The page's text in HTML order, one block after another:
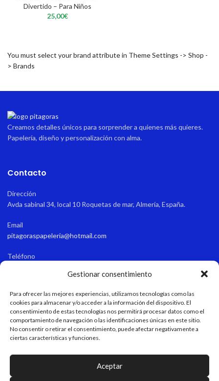
Gestionar consentimiento
Para ofrecer las mejores experiencias, utilizamos tecnologías como las
cookies para almacenar y/o acceder a la información del dispositivo. El
consentimiento de estas tecnologías nos permitirá procesar datos como el
comportamiento de navegación o las identificaciones únicas en este sitio.
No consentir o retirar el consentimiento, puede afectar negativamente a
ciertas características y funciones.
Aceptar
Divertido – Para Niños
25,00€
You must select your brand attribute in Theme Settings -> Shop -
> Brands
Creamos detalles únicos para sorprender a quienes más quieres.
Papelería, diseño y personalización con alma.
Contacto
Dirección
Avda sabinal 34, local 10 Roquetas de mar, Almería, España.
Email
pitagoraspapeleria@hotmail.com
Teléfono
Verano: 9:15-13:45/17:00-21:00 Invierno: 9:15-13:45/16:30-20:30
LEGAL
MAPA WEB